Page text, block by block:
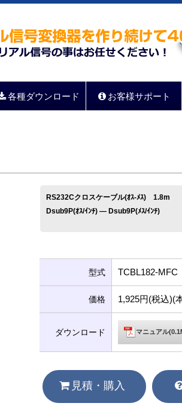
各種ダウンロード お客様サポート
RS232Cクロスケーブル(ｵｽ-ﾒｽ) 1.8m
Dsub9P(ｵｽ/ｲﾝﾁ) ― Dsub9P(ﾒｽ/ｲﾝﾁ)
型式 TCBL182-MFC
価格 1,925円(税込)(
ダウンロード マニュアル
見積・購入